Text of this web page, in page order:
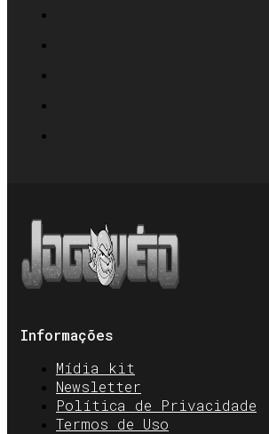
Informações
Mídia kit
Newsletter
Política de Privacidade
Termos de Uso